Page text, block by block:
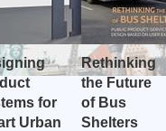
for
Urban
Rethinking
the Future
of Bus
Shelters